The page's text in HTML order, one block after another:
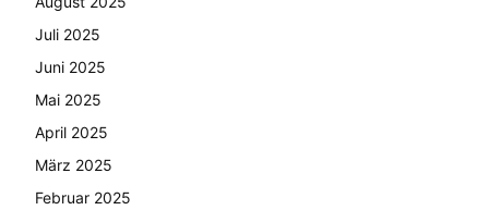
Juli 2025
Juni 2025
Mai 2025
April 2025
März 2025
Februar 2025